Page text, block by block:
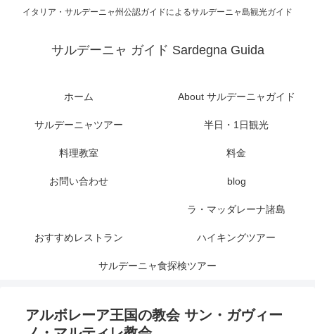
イタリア・サルデーニャ州公認ガイドによるサルデーニャ島観光ガイド
サルデーニャ ガイド Sardegna Guida
ホーム About サルデーニャガイド
サルデーニャツアー 半日・1日観光
料理教室 料金
お問い合わせ blog
ラ・マッダレーナ諸島
おすすめレストラン ハイキングツアー
サルデーニャ食探検ツアー
アルボレーア王国の教会 サン・ガヴィー